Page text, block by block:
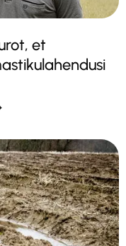
et